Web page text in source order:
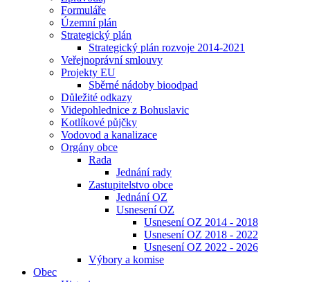
Formuláře
Územní plán
Strategický plán
Strategický plán rozvoje 2014-2021
Veřejnoprávní smlouvy
Projekty EU
Sběrné nádoby bioodpad
Důležité odkazy
Videpohlednice z Bohuslavic
Kotlíkové půjčky
Vodovod a kanalizace
Orgány obce
Rada
Jednání rady
Zastupitelstvo obce
Jednání OZ
Usnesení OZ
Usnesení OZ 2014 - 2018
Usnesení OZ 2018 - 2022
Usnesení OZ 2022 - 2026
Výbory a komise
Obec